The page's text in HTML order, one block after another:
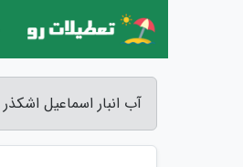
آب انبار اسماعیل